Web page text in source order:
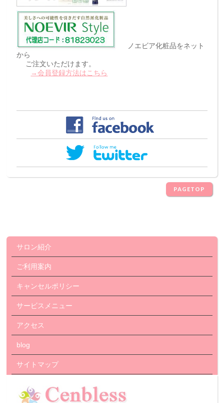
ノエビア化粧品をネット
から
ご注文いただけます。
→会員登録方法はこちら
PAGETOP
サロン紹介
ご利用案内
キャンセルポリシー
サービスメニュー
アクセス
blog
サイトマップ